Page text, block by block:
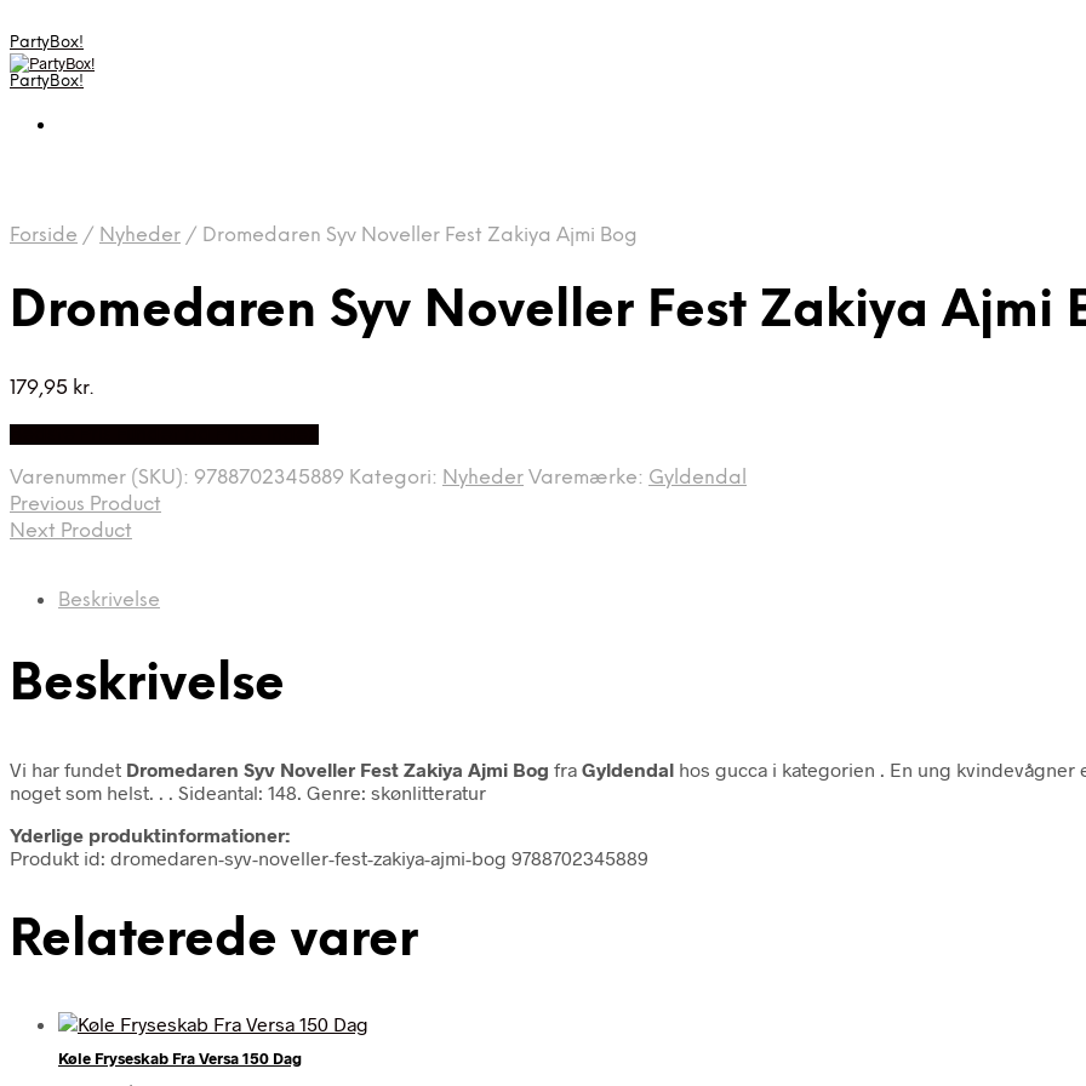
PartyBox!
PartyBox!
Forside / Nyheder / Dromedaren Syv Noveller Fest Zakiya Ajmi Bog
Dromedaren Syv Noveller Fest Zakiya Ajmi
179,95 kr.
Varenummer (SKU): 9788702345889 Kategori: Nyheder Varemærke: Gyldendal
Previous Product
Next Product
Beskrivelse
Beskrivelse
Vi har fundet Dromedaren Syv Noveller Fest Zakiya Ajmi Bog fra Gyldendal hos gucca i kategorien
. En ung
noget som helst. . . Sideantal: 148. Genre: skønlitteratur
Yderlige produktinformationer:
Produkt id: dromedaren-syv-noveller-fest-zakiya-ajmi-bog 9788702345889
Relaterede varer
Køle Fryseskab Fra Versa 150 Dag